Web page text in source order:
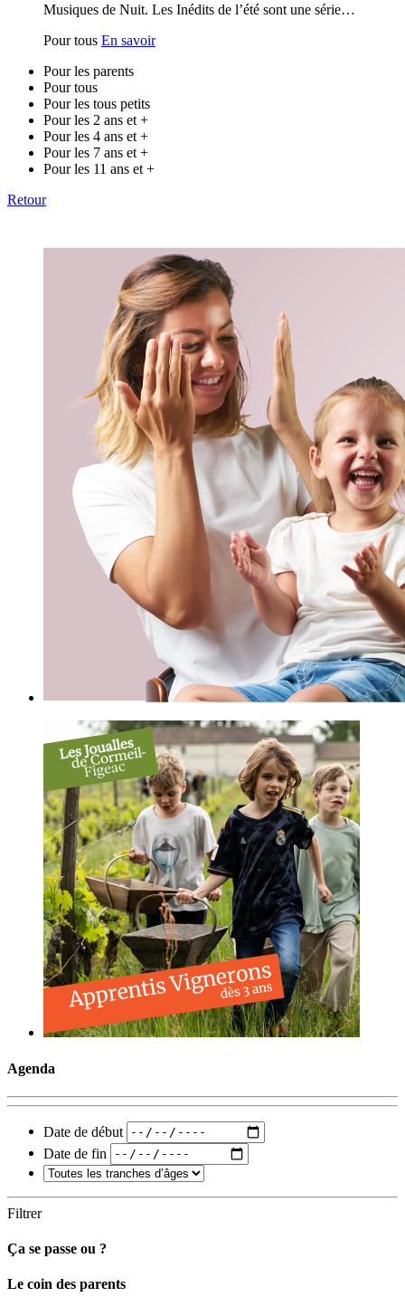
Musiques de Nuit. Les Inédits de l’été sont une série…
Pour tous En savoir
Pour les parents
Pour tous
Pour les tous petits
Pour les 2 ans et +
Pour les 4 ans et +
Pour les 7 ans et +
Pour les 11 ans et +
Retour
Agenda
Date de début
Date de fin
Filtrer
Ça se passe ou ?
Carto
Le coin des parents